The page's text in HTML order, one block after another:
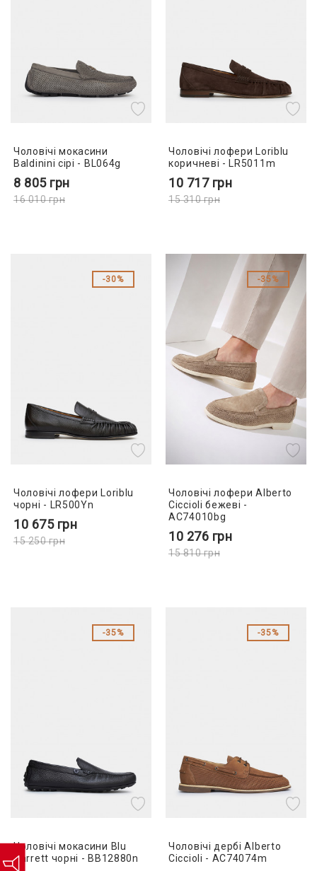
Чоловічі мокасини
Baldinini сірі - BL064g
8 805 грн
16 010грн
Чоловічі лофери Loriblu
коричневі - LR5011m
10 717 грн
15 310грн
30%
Чоловічі лофери Loriblu
чорні - LR500Yn
10 675 грн
15 250грн
35%
Чоловічі лофери Alberto
Ciccioli бежеві -
AC74010bg
10 276 грн
15 810грн
35%
Чоловічі мокасини Blu
Barrett чорні - BB12880n
35%
Чоловічі дербі Alberto
Ciccioli - AC74074m